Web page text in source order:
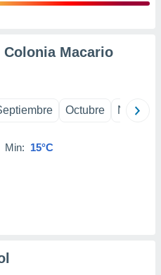
Colonia Macario
Octubre
Min: 15°C